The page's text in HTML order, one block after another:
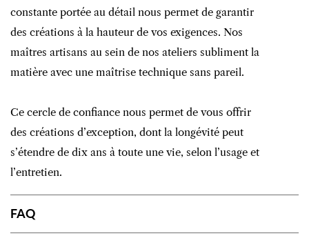
constante portée au détail nous permet de garantir
des créations à la hauteur de vos exigences. Nos
maîtres artisans au sein de nos ateliers subliment la
matière avec une maîtrise technique sans pareil.
Ce cercle de confiance nous permet de vous offrir
des créations d’exception, dont la longévité peut
s’étendre de dix ans à toute une vie, selon l’usage et
l’entretien.
FAQ